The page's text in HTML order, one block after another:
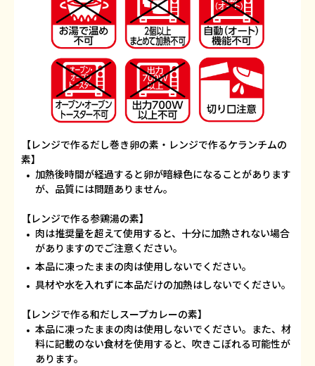
【レンジで作るだし巻き卵の素・レンジで作るケランチムの
素】
加熱後時間が経過すると卵が暗緑色になることがあります
が、品質には問題ありません。
【レンジで作る参鶏湯の素】
肉は推奨量を超えて使用すると、十分に加熱されない場合
がありますのでご注意ください。
本品に凍ったままの肉は使用しないでください。
具材や水を入れずに本品だけの加熱はしないでください。
【レンジで作る和だしスープカレーの素】
本品に凍ったままの肉は使用しないでください。また、材
料に記載のない食材を使用すると、 吹きこぼれる可能性が
あります。